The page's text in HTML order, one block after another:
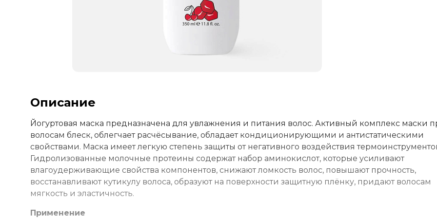
Описание
Йогуртовая маска предназначена для увлажнения и питания волос. Активный комплекс маски
волосам блеск, облегчает расчёсывание, обладает кондиционирующими и антистатическими
свойствами. Маска имеет легкую степень защиты от негативного воздействия
Гидролизованные молочные протеины содержат набор аминокислот, которые усиливают
влагоудерживающие свойства компонентов, снижают ломкость волос, повышают прочность,
восстанавливают кутикулу волоса, образуют на поверхности защитную плёнку, придают волосам
мягкость и эластичность.
Применение